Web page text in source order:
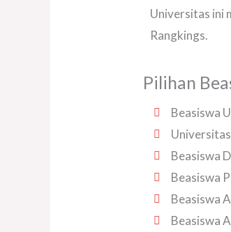
Universitas ini
Rangkings.
Pilihan
Beasiswa
Beasiswa
Beasiswa
Beasiswa
Beasiswa